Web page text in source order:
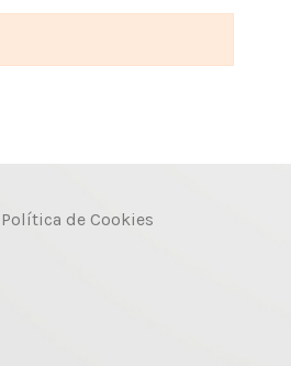
Política de Cookies